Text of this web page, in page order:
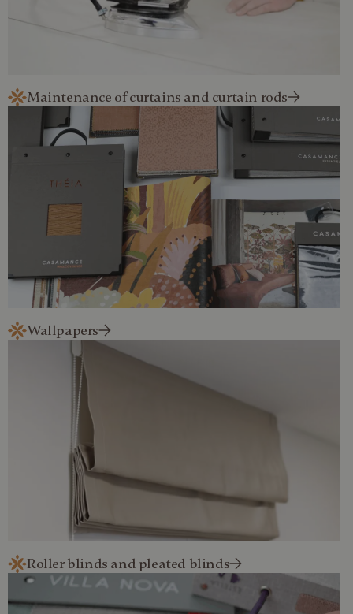
Maintenance of curtains and curtain rods
Wallpapers
Roller blinds and pleated blinds